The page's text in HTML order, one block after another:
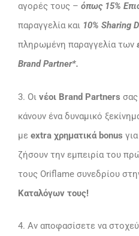
αγορές τους – όπως 15%
παραγγελία και 10% Sharing
πληρωμένη παραγγελία των
Brand Partner*.
3. Οι νέοι Brand Partners
κάνουν ένα δυναμικό
με extra χρηματικά bonus
ζήσουν την εμπειρία του
τους Oriflame συνεδρίου
Καταλόγων τους!
4. Αν αποφασίσετε να